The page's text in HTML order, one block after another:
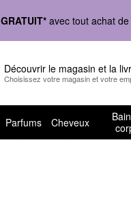
GRATUIT* avec tout achat
Découvrir le magasin et la
Choisissez votre magasin et votre
Parfums Cheveux